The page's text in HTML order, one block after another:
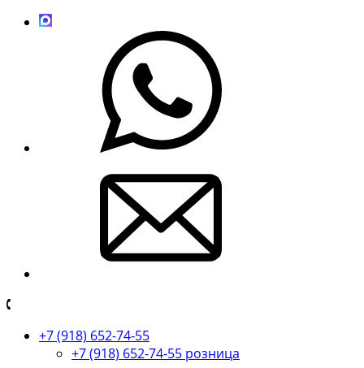
+7 (918) 652-74-55
+7 (918) 652-74-55 розница